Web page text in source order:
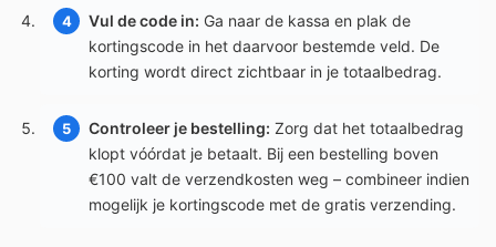
Vul de code in: Ga naar de kassa en plak de
kortingscode in het daarvoor bestemde veld. De
korting wordt direct zichtbaar in je totaalbedrag.
Controleer je bestelling: Zorg dat het totaalbedrag
klopt vóórdat je betaalt. Bij een bestelling boven
€100 valt de verzendkosten weg – combineer indien
mogelijk je kortingscode met de gratis verzending.